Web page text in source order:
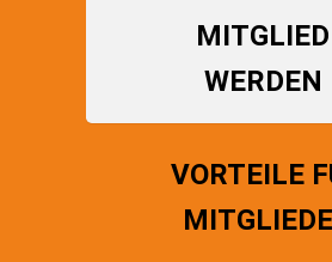
MITGLIED
WERDEN
VORTEILE